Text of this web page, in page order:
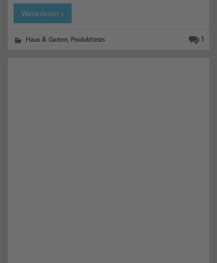
Weiterlesen »
1
Haus & Garten, Produkttests